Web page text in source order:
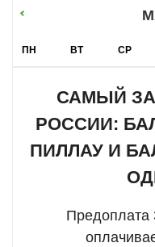
Старый город
архитектурой.
нескольких эпохах.
Военная гавань
Знакомство с
современных
Морской бульвар
ПН ВТ СР
САМЫЙ
РОССИИ:
ПИЛЛАУ И
Предоплата